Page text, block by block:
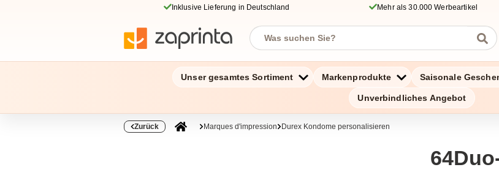
Inklusive Lieferung in Deutschland Mehr als 30.000 Werbeartikel
Unser gesamtes Sortiment Markenprodukte Saisonale
Unverbindliches Angebot
Zurück Marques d'impression Durex Kondome personalisieren